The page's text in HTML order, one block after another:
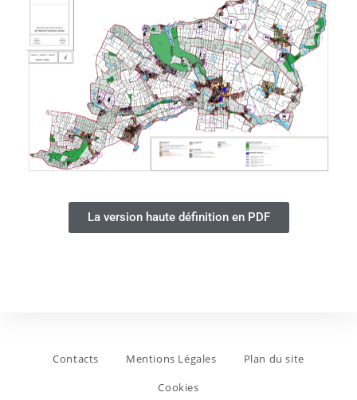
La version haute définition en PDF
Contacts Mentions Légales
Plan du site
Cookies